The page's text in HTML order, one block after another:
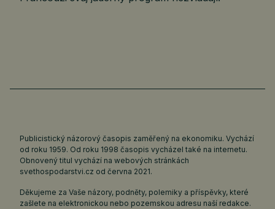
Publicistický názorový časopis zaměřený na ekonomiku. Vychází
od roku 1959. Od roku 1998 časopis vycházel také na internetu.
Obnovený titul vychází na webových stránkách
svethospodarstvi.cz od června 2021.
Děkujeme za Vaše názory, podněty, polemiky a příspěvky, které
zašlete na elektronickou nebo pozemskou adresu naší redakce.